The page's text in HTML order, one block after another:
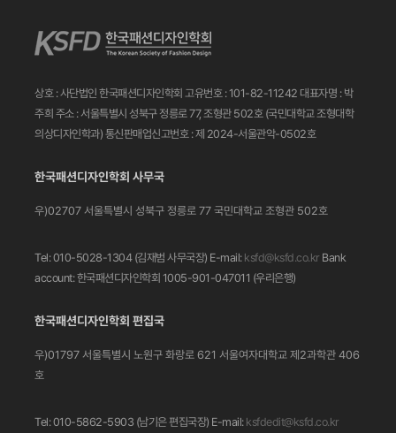
상호 : 사단법인 한국패션디자인학회 고유번호 : 101-82-11242 대표자명 : 박
주희 주소 : 서울특별시 성북구 정릉로 77, 조형관 502호 (국민대학교 조형대학
의상디자인학과) 통신판매업신고번호 : 제 2024-서울관악-0502호
한국패션디자인학회 사무국
우)02707 서울특별시 성북구 정릉로 77 국민대학교 조형관 502호
Tel: 010-5028-1304 (김재범 사무국장) E-mail: ksfd@ksfd.co.kr Bank
account: 한국패션디자인학회 1005-901-047011 (우리은행)
한국패션디자인학회 편집국
우)01797 서울특별시 노원구 화랑로 621 서울여자대학교 제2과학관 406
호
Tel: 010-5862-5903 (남기은 편집국장) E-mail: ksfdedit@ksfd.co.kr